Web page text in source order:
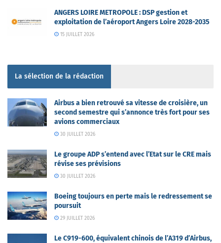
ANGERS LOIRE METROPOLE : DSP gestion et
exploitation de l’aéroport Angers Loire 2028-2035
15 JUILLET 2026
La sélection de la rédaction
Airbus a bien retrouvé sa vitesse de croisière, un
second semestre qui s’annonce très fort pour ses
avions commerciaux
30 JUILLET 2026
Le groupe ADP s’entend avec l’Etat sur le CRE mais
révise ses prévisions
30 JUILLET 2026
Boeing toujours en perte mais le redressement se
poursuit
29 JUILLET 2026
Le C919-600, équivalent chinois de l’A319 d’Airbus,